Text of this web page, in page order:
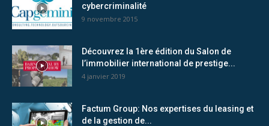
cybercriminalité
9 novembre 2015
Découvrez la 1ère édition du Salon de
l’immobilier international de prestige...
4 janvier 2019
Factum Group: Nos expertises du leasing et
de la gestion de...